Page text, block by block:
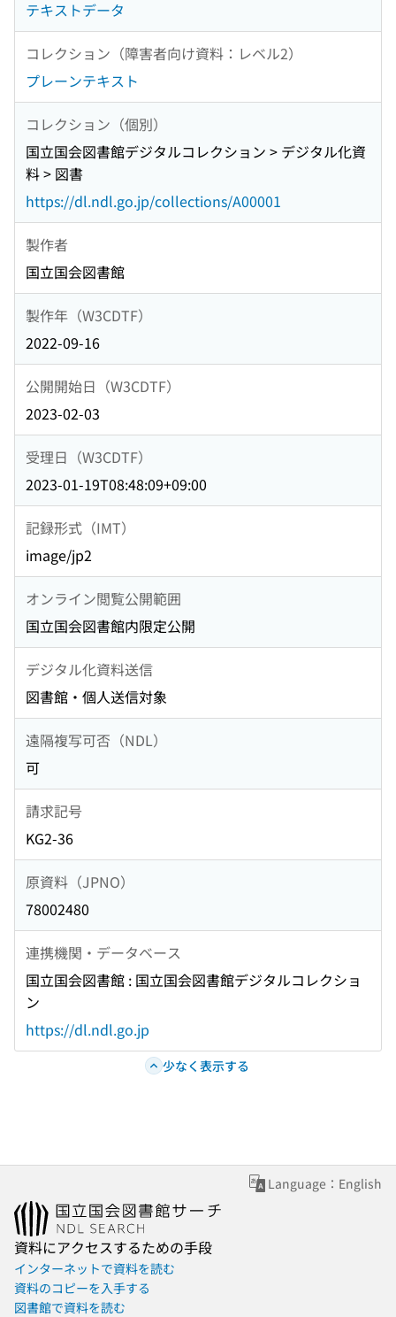
テキストデータ
コレクション（障害者向け資料：レベル2）
プレーンテキスト
コレクション（個別）
国立国会図書館デジタルコレクション > デジタル化資
料 > 図書
https://dl.ndl.go.jp/collections/A00001
製作者
国立国会図書館
製作年（W3CDTF）
2022-09-16
公開開始日（W3CDTF）
2023-02-03
受理日（W3CDTF）
2023-01-19T08:48:09+09:00
記録形式（IMT）
image/jp2
オンライン閲覧公開範囲
国立国会図書館内限定公開
デジタル化資料送信
図書館・個人送信対象
遠隔複写可否（NDL）
可
請求記号
KG2-36
原資料（JPNO）
78002480
連携機関・データベース
国立国会図書館 : 国立国会図書館デジタルコレクショ
ン
https://dl.ndl.go.jp
少なく表示する
Language：English
資料にアクセスするための手段
インターネットで資料を読む
資料のコピーを入手する
図書館で資料を読む